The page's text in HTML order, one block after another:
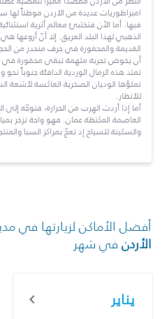
امبراطوريات عديدة من الأردن موطناً لها
فيها. أما الآن فتختبئ معالم أثرية
الذهبي لهذا البلد العريق. إلا أنّ أروعها هي
القديمة والمحفورة في جرف منحدر من
أن يخوض تجربة ملهمة تبقى محفورة في
تمتد هذه الرمال الوردية الدافئة جنوباً
تملؤها الوديان الصخرية العاكسة
للأنظار.
أما إذا أردت الهرب من الحرارة، فتوجّه
العاصمة المكتظة عمان. فهو واحة تزخر
والسكينة للسياح إذ تعجّ بمراكز السبا
أفضل الأماكن لزيارتها في
الأردن في شهر
يناير